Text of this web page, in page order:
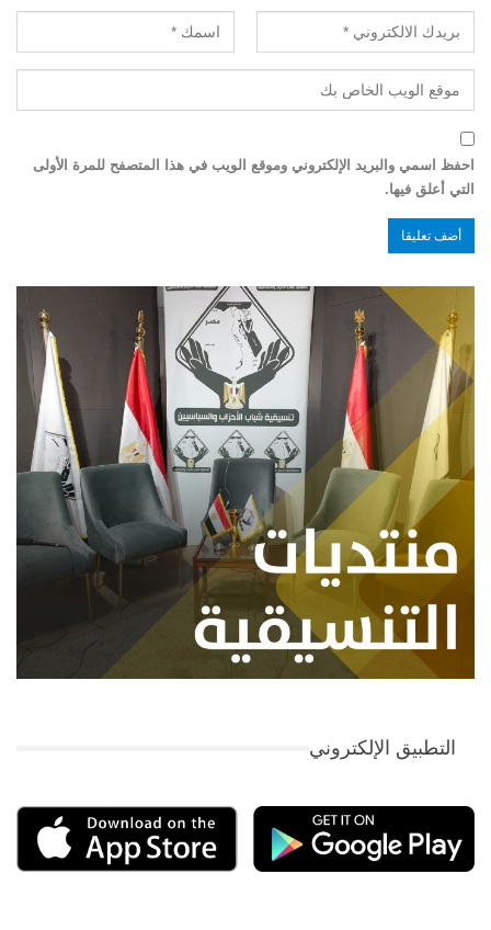
احفظ اسمي والبريد الإلكتروني وموقع الويب في هذا المتصفح للمرة الأولى
التي أعلق فيها.
التطبيق الإلكتروني